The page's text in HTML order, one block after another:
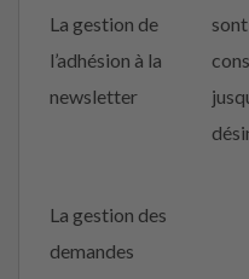
La gestion de
l’adhésion à la
newsletter
sont
La gestion des
demandes